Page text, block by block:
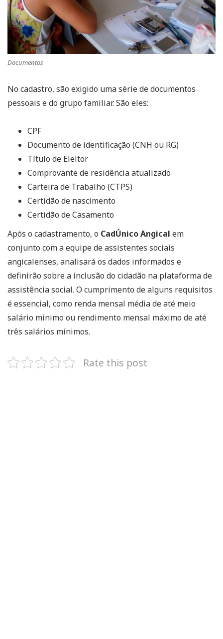
Documentos
No cadastro, são exigido uma série de documentos
pessoais e do grupo familiar. São eles:
CPF
Documento de identificação (CNH ou RG)
Título de Eleitor
Comprovante de residência atualizado
Carteira de Trabalho (CTPS)
Certidão de nascimento
Certidão de Casamento
Após o cadastramento, o CadÚnico Angical em
conjunto com a equipe de assistentes sociais
angicalenses, analisará os dados informados e
definirão sobre a inclusão do cidadão na plataforma de
assistência social. O cumprimento de alguns requisitos
é essencial, como renda mensal média de até meio
salário mínimo ou rendimento mensal máximo de até
três salários mínimos.
Rate this post